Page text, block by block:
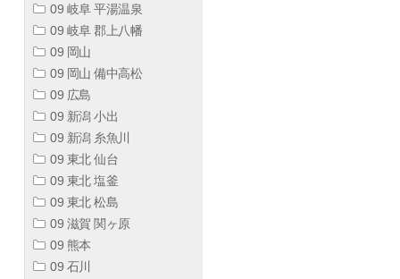
09 岐阜 平湯温泉
09 岐阜 郡上八幡
09 岡山
09 岡山 備中高松
09 広島
09 新潟 小出
09 新潟 糸魚川
09 東北 仙台
09 東北 塩釜
09 東北 松島
09 滋賀 関ヶ原
09 熊本
09 石川